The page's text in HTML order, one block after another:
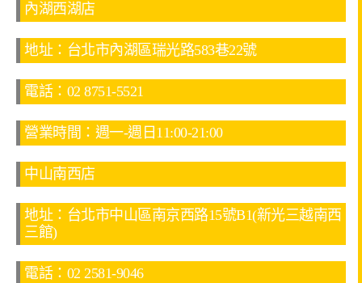
內湖西湖店
地址：台北市內湖區瑞光路583巷22號
電話：02 8751-5521
營業時間：週一-週日11:00-21:00
中山南西店
地址：台北市中山區南京西路15號B1(新光三越南西
三館)
電話：02 2581-9046